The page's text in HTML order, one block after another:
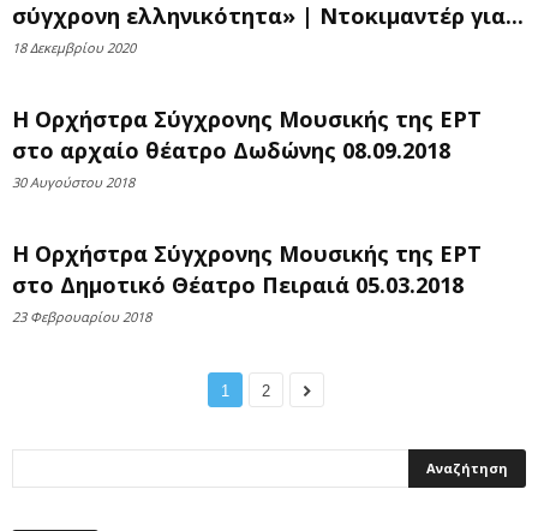
σύγχρονη ελληνικότητα» | Ντοκιμαντέρ για...
18 Δεκεμβρίου 2020
Η Ορχήστρα Σύγχρονης Μουσικής της ΕΡΤ
στο αρχαίο θέατρο Δωδώνης 08.09.2018
30 Αυγούστου 2018
Η Oρχήστρα Σύγχρονης Μουσικής της ΕΡΤ
στο Δημοτικό Θέατρο Πειραιά 05.03.2018
23 Φεβρουαρίου 2018
1 2